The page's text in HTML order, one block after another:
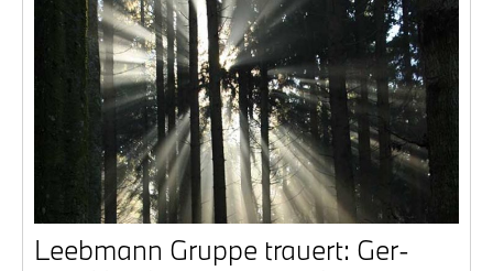
Leeb­mann Grup­pe trau­ert: Ger­